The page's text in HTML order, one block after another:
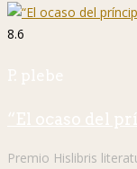
8.6
P. plebe
“El ocaso del
Premio Hislibris